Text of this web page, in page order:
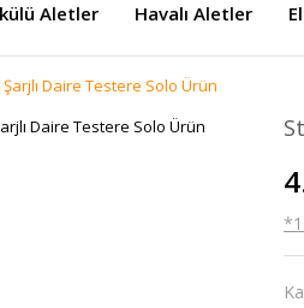
Aletler Havalı Aletler
Şarjlı Daire Testere Solo Ürün